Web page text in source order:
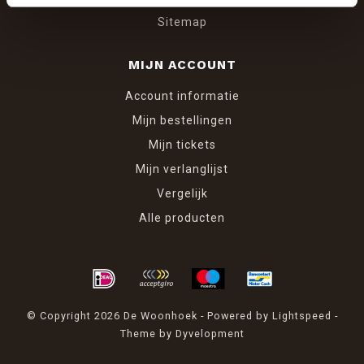
Sitemap
MIJN ACCOUNT
Account informatie
Mijn bestellingen
Mijn tickets
Mijn verlanglijst
Vergelijk
Alle producten
© Copyright 2026 De Woonhoek - Powered by Lightspeed -
Theme by Dyvelopment